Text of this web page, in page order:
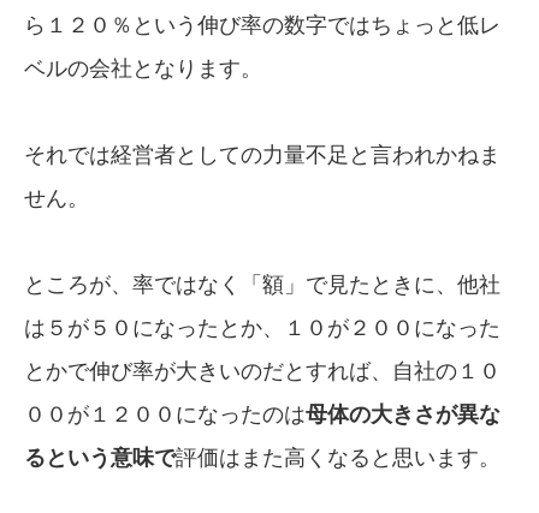
ら１２０％という伸び率の数字ではちょっと低レ
ベルの会社となります。
それでは経営者としての力量不足と言われかねま
せん。
ところが、率ではなく「額」で見たときに、他社
は５が５０になったとか、１０が２００になった
とかで伸び率が大きいのだとすれば、自社の１０
００が１２００になったのは母体の大きさが異な
るという意味で評価はまた高くなると思います。